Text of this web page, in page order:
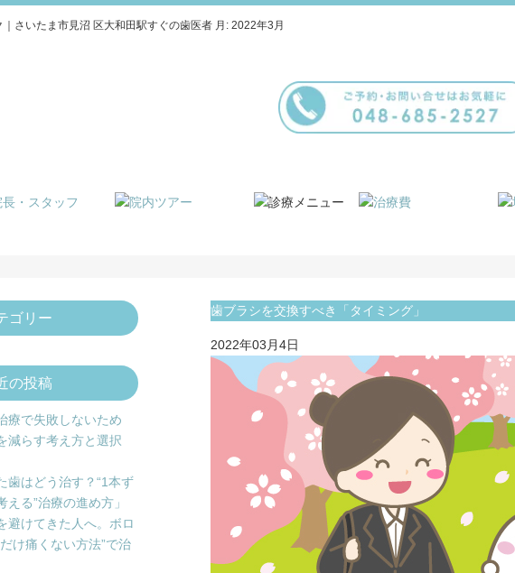
さいたま市見沼 区大和田駅すぐの歯医者 月: 2022年3月
ゴリー
の投稿
療で失敗しないため
減らす考え方と選択
歯はどう治す？“1本ず
る”治療の進め方」
避けてきた人へ。ボロ
け痛くない方法”で治
歯ブラシを交換すべき「タイミング」
2022年03月4日